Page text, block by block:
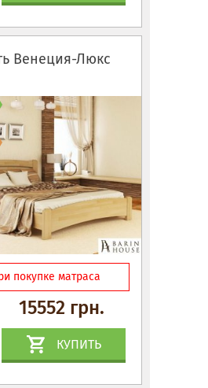
Венеция-Люкс
покупке матраса
15552 грн.
КУПИТЬ